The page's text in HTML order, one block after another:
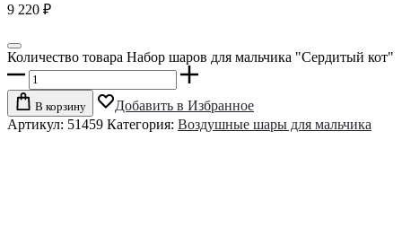
9 220 ₽
Количество товара Набор шаров для мальчика "Сердитый кот"
В корзину
Добавить в Избранное
Артикул: 51459 Категория: Воздушные шары для мальчика